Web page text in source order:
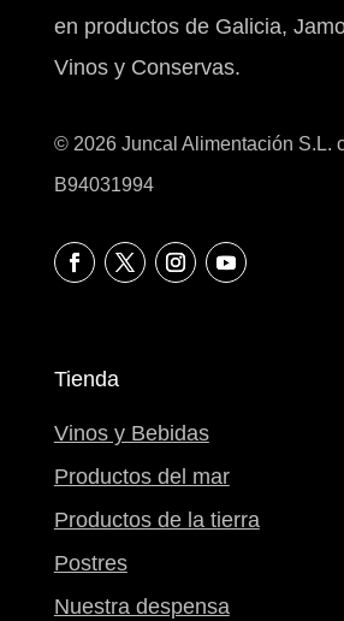
en productos de Galicia,
Vinos y Conservas.
© 2026 Juncal Alimentación S.L.
B94031994
Tienda
Vinos y Bebidas
Productos del mar
Productos de la tierra
Postres
Nuestra despensa